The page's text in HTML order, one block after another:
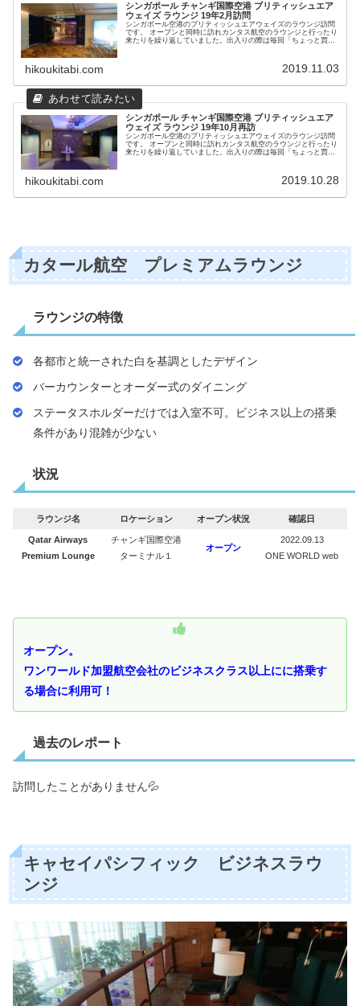
シンガポール チャンギ国際空港 ブリティッシュエア
ウェイズ ラウンジ 19年2月訪問
シンガポール空港のブリティッシュエアウェイズのラウンジ訪問
です。 オープンと同時に訪れカンタス航空のラウンジと行ったり
来たりを繰り返していました。出入りの際は毎回「ちょっと買い
hikoukitabi.com 2019.11.03
シンガポール チャンギ国際空港 ブリティッシュエア
ウェイズ ラウンジ 19年10月再訪
シンガポール空港のブリティッシュエアウェイズのラウンジ訪問
です。 オープンと同時に訪れカンタス航空のラウンジと行ったり
来たりを繰り返していました。出入りの際は毎回「ちょっと買い
hikoukitabi.com 2019.10.28
カタール航空 プレミアムラウンジ
ラウンジの特徴
各都市と統一された白を基調としたデザイン
バーカウンターとオーダー式のダイニング
ステータスホルダーだけでは入室不可。ビジネス以上の搭乗
条件があり混雑が少ない
状況
ラウンジ名 ロケーション オープン状況 確認日
Qatar Airways
Premium Lounge
チャンギ国際空港
ターミナル１
オープン
2022.09.13
ONE WORLD web
オープン。
ワンワールド加盟航空会社のビジネスクラス以上にに搭乗す
る場合に利用可！
過去のレポート
訪問したことがありません💦
キャセイパシフィック ビジネスラウ
ンジ